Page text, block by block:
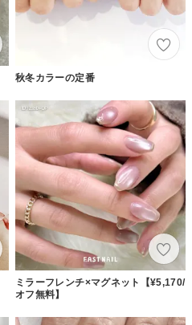
秋冬カラーの定番
ミラーフレンチ×マグネット【¥5,170/
オフ無料】